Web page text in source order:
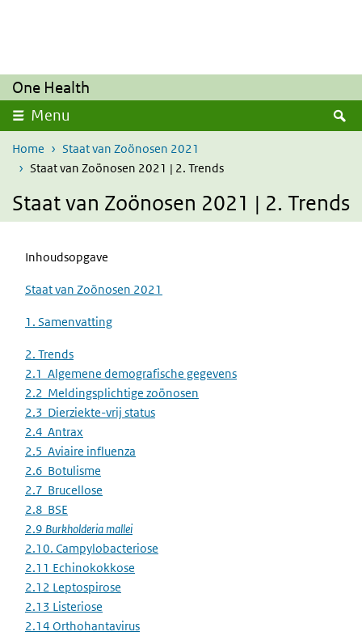
One Health
Menu
Home
Staat van Zoönosen 2021
Staat van Zoönosen 2021 | 2. Trends
Staat van Zoönosen 2021 | 2. Trends
Inhoudsopgave
Staat van Zoönosen 2021
1. Samenvatting
2. Trends
2.1 Algemene demografische gegevens
2.2 Meldingsplichtige zoönosen
2.3 Dierziekte-vrij status
2.4 Antrax
2.5 Aviaire influenza
2.6 Botulisme
2.7 Brucellose
2.8 BSE
2.9 Burkholderia mallei
2.10. Campylobacteriose
2.11 Echinokokkose
2.12 Leptospirose
2.13 Listeriose
2.14 Orthohantavirus